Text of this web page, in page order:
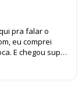
pra falar o
eu comprei
E chegou super